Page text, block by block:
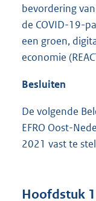
bevordering
de COVID-19-
een groen,
economie
Besluiten
De volgende
EFRO Oost-
2021 vast te
Hoofdstuk